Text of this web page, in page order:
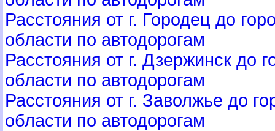
Расстояния от г. Городец до
области по автодорогам
Расстояния от г. Дзержинск до
области по автодорогам
Расстояния от г. Заволжье до
области по автодорогам